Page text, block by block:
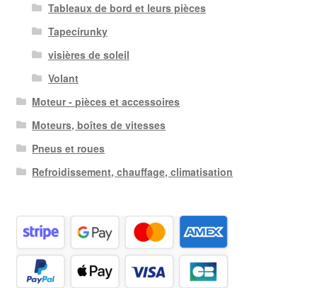
Tableaux de bord et leurs pièces
Tapecírunky
visières de soleil
Volant
Moteur - pièces et accessoires
Moteurs, boîtes de vitesses
Pneus et roues
Refroidissement, chauffage, climatisation